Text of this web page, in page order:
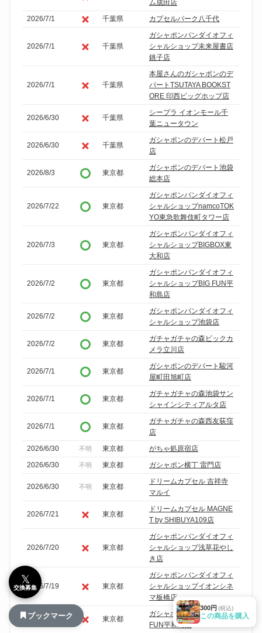
ム成田店
2026/7/1
千葉県 カプセルパーク八千代
2026/7/1 千葉県
ガシャポンバンダイオフィ
シャルショップ未来屋書店
銚子店
2026/7/1 千葉県
本屋さんのガシャポンのデ
パートTSUTAYA BOOKST
ORE 印西ビッグホップ店
2026/6/30 千葉県
シープラ イオンモール千
葉ニュータウン
2026/6/30 千葉県
ガシャポンのデパート松戸
店
2026/8/3 東京都
ガシャポンのデパート池袋
総本店
2026/7/22 東京都
ガシャポンバンダイオフィ
シャルショップnamcoTOK
YO東急歌舞伎町タワー店
2026/7/3 東京都
ガシャポンバンダイオフィ
シャルショップBIGBOX東
大和店
2026/7/2 東京都
ガシャポンバンダイオフィ
シャルショップBIG FUN平
和島店
2026/7/2 東京都
ガシャポンバンダイオフィ
シャルショップ池袋店
2026/7/2 東京都
ガチャガチャの森ビックカ
メラ立川店
2026/7/1 東京都
ガシャポンのデパート駿河
屋町田旭町店
2026/7/1 東京都
ガチャガチャの森池袋サン
シャインシティアルタ店
2026/7/1 東京都
ガチャガチャの森西友荻窪
店
2026/6/30
不明 東京都
がちゃ処原宿店
2026/6/30
不明 東京都 ガシャポン横丁 雷門店
2026/6/30 不明 東京都
ドリームカプセル 吉祥寺
マルイ
2026/7/21 東京都
ドリームカプセル MAGNE
T by SHIBUYA109店
2026/7/20 東京都
ガシャポンバンダイオフィ
シャルショップ浅草花やし
き店
2026/7/19 東京都
ガシャポンバンダイオフィ
シャルショップイオンシネ
マ板橋店
2026/7/18 東京都
ガシャポンのデパートBIG
FUN平和島店
300円 (税込)
この商品を購入
𝕏
交換募集
ブックマーク